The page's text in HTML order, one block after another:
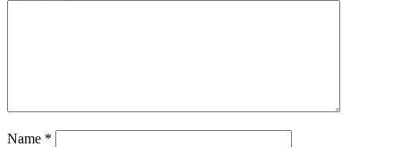
Name *